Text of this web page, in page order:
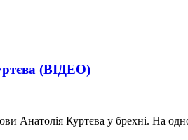
(ВІДЕО)
Анатолія Куртєва у брехні. На